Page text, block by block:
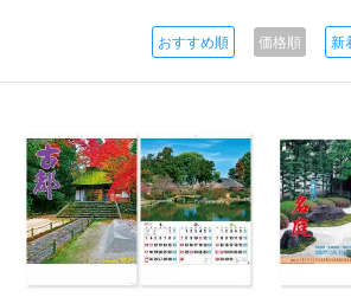
おすすめ順 価格順 新